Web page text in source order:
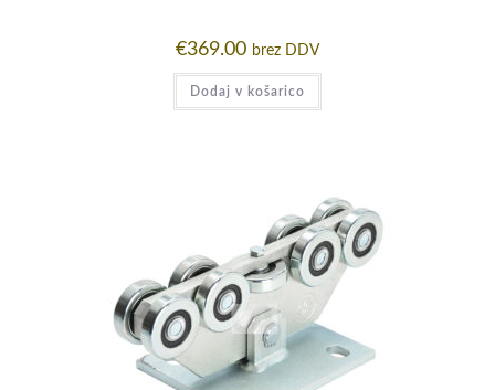
€369.00 brez DDV
Dodaj v košarico